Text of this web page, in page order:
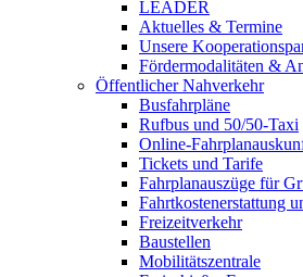
LEADER
Aktuelles & Termine
Unsere
Fördermodalitäten &
Öffentlicher Nahverkehr
Busfahrpläne
Rufbus und 50/50-Taxi
Online-
Tickets und Tarife
Fahrplanauszüge für
Fahrtkostenerstattung
Freizeitverkehr
Baustellen
Mobilitätszentrale